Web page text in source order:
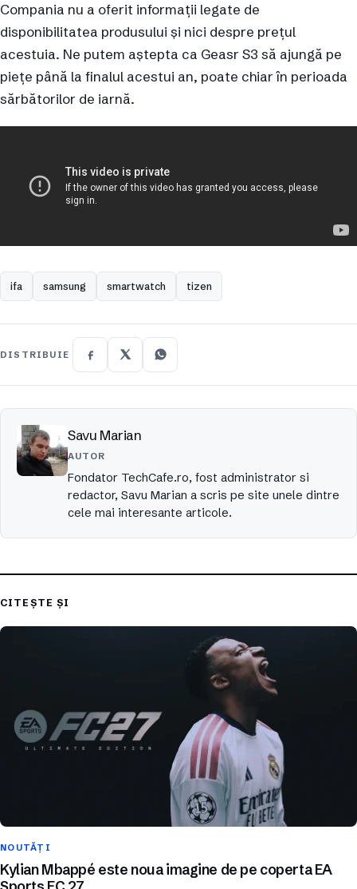
Compania nu a oferit informații legate de
disponibilitatea produsului și nici despre prețul
acestuia. Ne putem aștepta ca Geasr S3 să ajungă pe
piețe până la finalul acestui an, poate chiar în perioada
sărbătorilor de iarnă.
ifa samsung smartwatch tizen
DISTRIBUIE
Savu Marian
AUTOR
Fondator TechCafe.ro, fost administrator si
redactor, Savu Marian a scris pe site unele dintre
cele mai interesante articole.
CITEȘTE ȘI
NOUTĂȚI
Kylian Mbappé este noua imagine de pe coperta EA